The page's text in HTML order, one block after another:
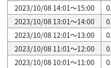
2023/10/08 14:01～15:00
2023/10/08 13:01～14:00
2023/10/08 12:01～13:00
2023/10/08 11:01～12:00
2023/10/08 10:01～11:00